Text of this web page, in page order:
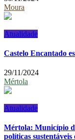
Moura
Atualidade
Castelo Encantado
29/11/2024
Mértola
Atualidade
Mértola: Município
políticas sustentáveis